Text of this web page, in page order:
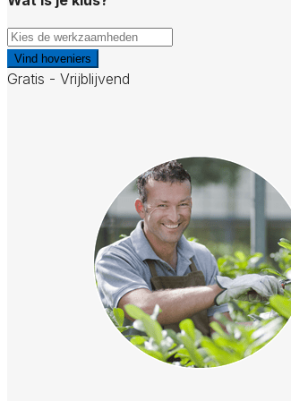
Vind hoveniers
Gratis - Vrijblijvend